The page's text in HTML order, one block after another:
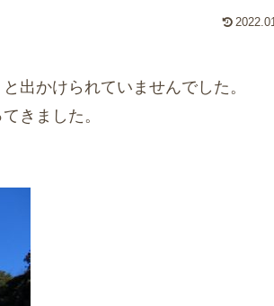
出かけられていませんでした。
きました。